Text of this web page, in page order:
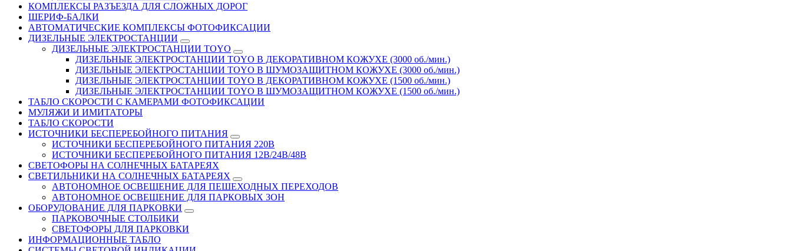
КОМПЛЕКСЫ РАЗЪЕЗДА ДЛЯ СЛОЖНЫХ ДОРОГ
ШЕРИФ-БАЛКИ
АВТОМАТИЧЕСКИЕ КОМПЛЕКСЫ ФОТОФИКСАЦИИ
ДИЗЕЛЬНЫЕ ЭЛЕКТРОСТАНЦИИ
ДИЗЕЛЬНЫЕ ЭЛЕКТРОСТАНЦИИ TOYO
ДИЗЕЛЬНЫЕ ЭЛЕКТРОСТАНЦИИ TOYO В ДЕКОРАТИВНОМ КОЖУХЕ (3000 об./мин.)
ДИЗЕЛЬНЫЕ ЭЛЕКТРОСТАНЦИИ TOYO В ШУМОЗАЩИТНОМ КОЖУХЕ (3000 об./мин.)
ДИЗЕЛЬНЫЕ ЭЛЕКТРОСТАНЦИИ TOYO В ДЕКОРАТИВНОМ КОЖУХЕ (1500 об./мин.)
ДИЗЕЛЬНЫЕ ЭЛЕКТРОСТАНЦИИ TOYO В ШУМОЗАЩИТНОМ КОЖУХЕ (1500 об./мин.)
ТАБЛО СКОРОСТИ С КАМЕРАМИ ФОТОФИКСАЦИИ
МУЛЯЖИ И ИМИТАТОРЫ
ТАБЛО СКОРОСТИ
ИСТОЧНИКИ БЕСПЕРЕБОЙНОГО ПИТАНИЯ
ИСТОЧНИКИ БЕСПЕРЕБОЙНОГО ПИТАНИЯ 220В
ИСТОЧНИКИ БЕСПЕРЕБОЙНОГО ПИТАНИЯ 12В/24В/48В
СВЕТОФОРЫ НА СОЛНЕЧНЫХ БАТАРЕЯХ
СВЕТИЛЬНИКИ НА СОЛНЕЧНЫХ БАТАРЕЯХ
АВТОНОМНОЕ ОСВЕЩЕНИЕ ДЛЯ ПЕШЕХОДНЫХ ПЕРЕХОДОВ
АВТОНОМНОЕ ОСВЕЩЕНИЕ ДЛЯ ПАРКОВЫХ ЗОН
ОБОРУДОВАНИЕ ДЛЯ ПАРКОВКИ
ПАРКОВОЧНЫЕ СТОЛБИКИ
СВЕТОФОРЫ ДЛЯ ПАРКОВКИ
ИНФОРМАЦИОННЫЕ ТАБЛО